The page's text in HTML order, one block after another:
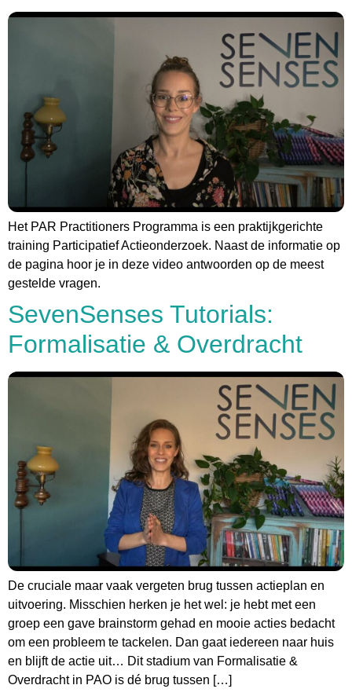
Het PAR Practitioners Programma is een praktijkgerichte
training Participatief Actieonderzoek. Naast de informatie op
de pagina hoor je in deze video antwoorden op de meest
gestelde vragen.
SevenSenses Tutorials:
Formalisatie & Overdracht
De cruciale maar vaak vergeten brug tussen actieplan en
uitvoering. Misschien herken je het wel: je hebt met een
groep een gave brainstorm gehad en mooie acties bedacht
om een probleem te tackelen. Dan gaat iedereen naar huis
en blijft de actie uit… Dit stadium van Formalisatie &
Overdracht in PAO is dé brug tussen […]